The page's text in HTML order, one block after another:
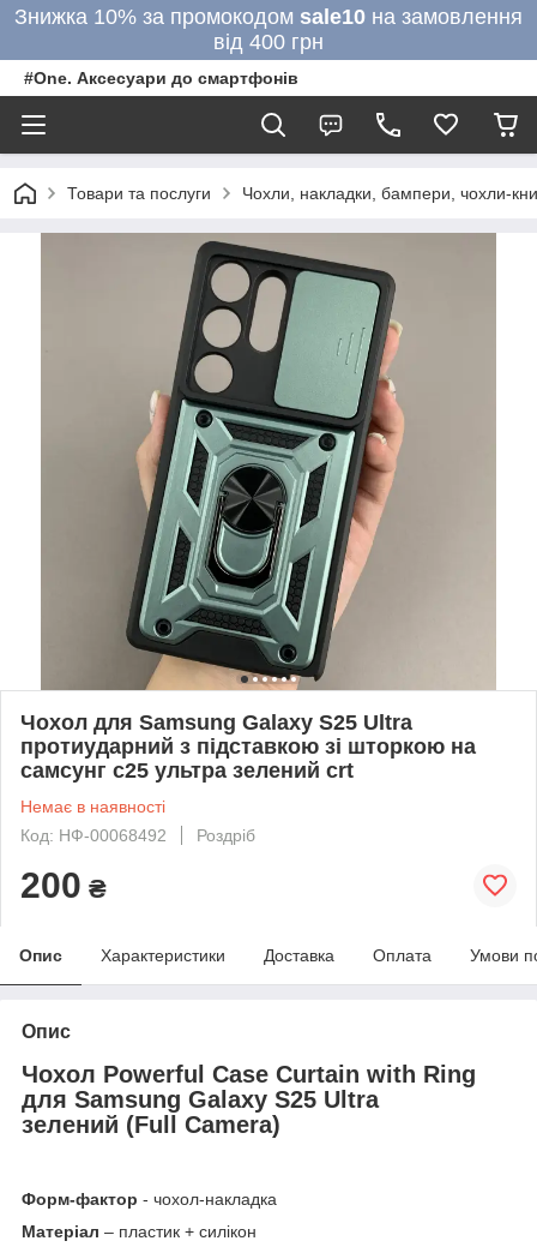
Знижка 10% за промокодом sale10 на замовлення
від 400 грн
#One. Аксесуари до смартфонів
Товари та послуги Чохли, накладки, бампери, чохли-
Чохол для Samsung Galaxy S25 Ultra
протиударний з підставкою зі шторкою на
самсунг с25 ультра зелений crt
Немає в наявності
Код: НФ-00068492
Роздріб
200 ₴
Опис Характеристики Доставка Оплата Умови
Опис
Чохол Powerful Case Curtain with Ring
для Samsung Galaxy S25 Ultra
зелений (Full Camera)
Форм-фактор - чохол-накладка
Матеріал – пластик + силікон